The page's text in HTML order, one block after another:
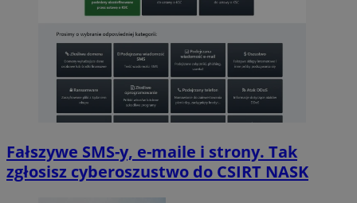
Fałszywe SMS-y, e-maile i strony. Tak
zgłosisz cyberoszustwo do CSIRT NASK